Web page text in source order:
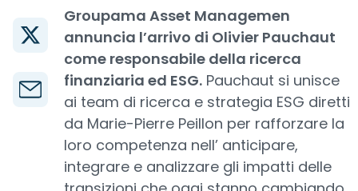
Groupama Asset Managemen
annuncia l’arrivo di Olivier Pauchaut
come responsabile della ricerca
finanziaria ed ESG. Pauchaut si unisce
ai team di ricerca e strategia ESG diretti
da Marie-Pierre Peillon per rafforzare la
loro competenza nell’ anticipare,
integrare e analizzare gli impatti delle